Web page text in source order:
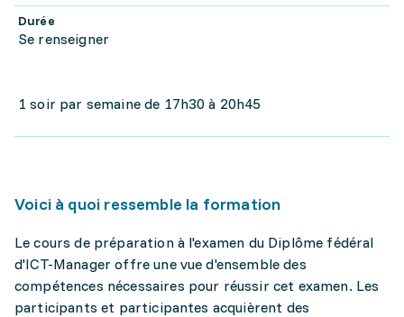
Durée
Se renseigner
1 soir par semaine de 17h30 à 20h45
Voici à quoi ressemble la formation
Le cours de préparation à l'examen du Diplôme fédéral
d'ICT-Manager offre une vue d'ensemble des
compétences nécessaires pour réussir cet examen. Les
participants et participantes acquièrent des